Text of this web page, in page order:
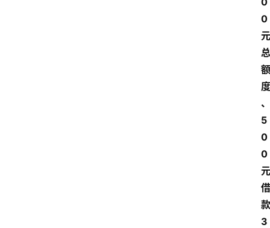
0
元
总
额
度
、
5
0
0
元
借
款
3